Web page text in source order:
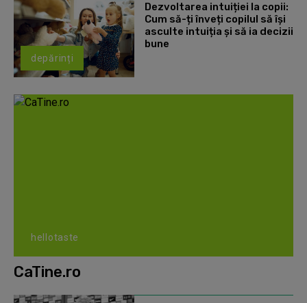
depărinți
Dezvoltarea intuiției la copii:
Cum să-ți înveți copilul să își
asculte intuiția și să ia decizii
bune
hellotaste
CaTine.ro